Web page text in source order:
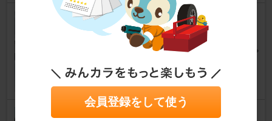
自作 フロントアンダーパネル
Ver.6
スカイラインクーペ
5
会員登録をして使う